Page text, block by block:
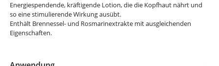
Energiespendende, kräftigende Lotion, die die Kopfhaut nährt und
so eine stimulierende Wirkung ausübt.
Enthält Brennessel- und Rosmarinextrakte mit ausgleichenden
Eigenschaften.